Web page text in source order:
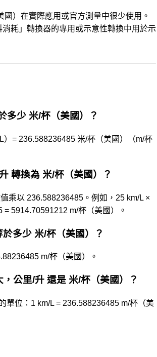
國）在實際應用或官方測量中很少使用。
消耗」轉換器的專用或示意性轉換中用於示
多少 米/杯（美國）？
）= 236.588236485 米/杯（美國）（m/杯
轉換為 米/杯（美國）？
乘以 236.588236485。例如，25 km/L ×
= 5914.70591212 m/杯（美國）。
多少 米/杯（美國）？
m/杯（美國）。
，公里/升 還是 米/杯（美國）？
單位：1 km/L = 236.588236485 m/杯（美